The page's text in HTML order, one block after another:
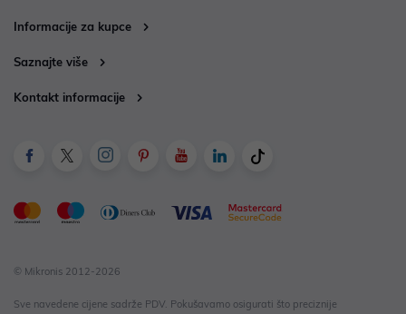
Informacije za kupce
Saznajte više
Kontakt informacije
© Mikronis 2012-2026
Sve navedene cijene sadrže PDV. Pokušavamo osigurati što preciznije